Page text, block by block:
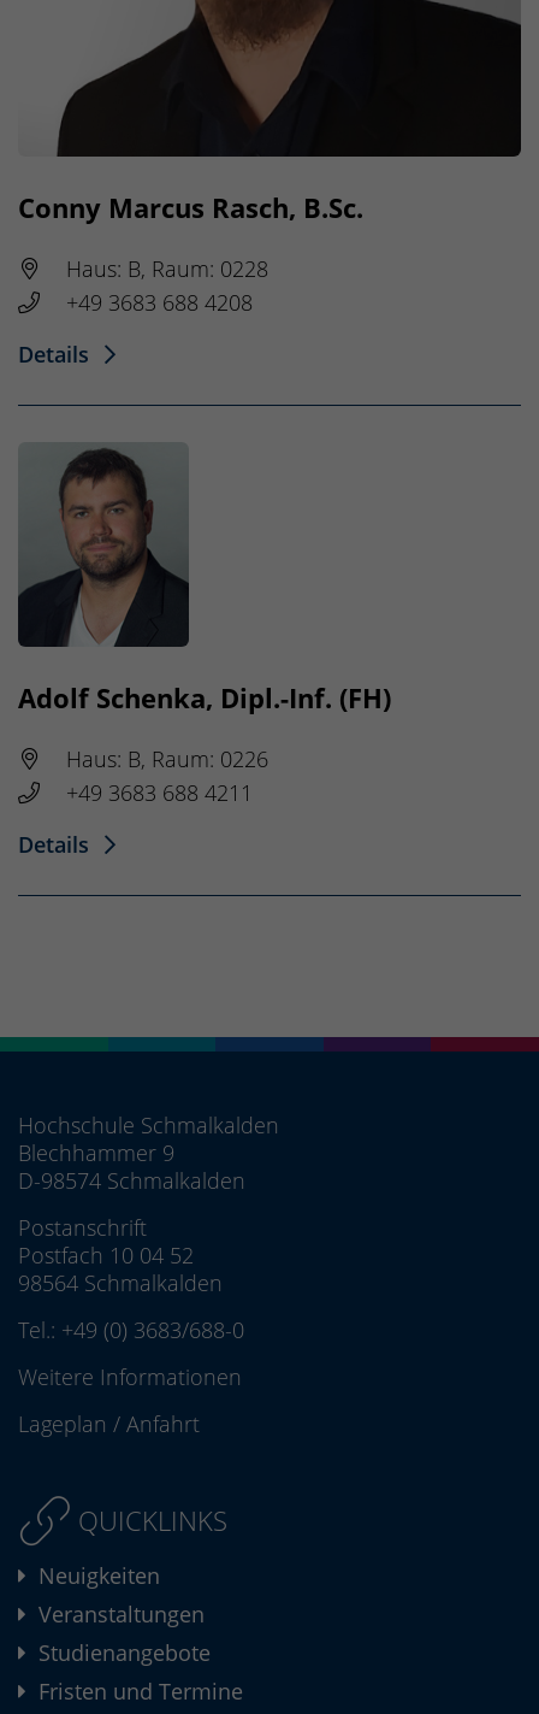
Conny Marcus Rasch, B.Sc.
Haus: B, Raum: 0228
+49 3683 688 4208
Details
Adolf Schenka, Dipl.-Inf. (FH)
Haus: B, Raum: 0226
+49 3683 688 4211
Details
Hochschule Schmalkalden
Blechhammer 9
D-98574 Schmalkalden
Postanschrift
Postfach 10 04 52
98564 Schmalkalden
Tel.: +49 (0) 3683/688-0
Weitere Informationen
Lageplan / Anfahrt
QUICKLINKS
Neuigkeiten
Veranstaltungen
Studienangebote
Fristen und Termine